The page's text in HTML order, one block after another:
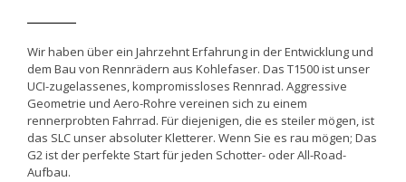
Wir haben über ein Jahrzehnt Erfahrung in der Entwicklung und
dem Bau von Rennrädern aus Kohlefaser. Das T1500 ist unser
UCI-zugelassenes, kompromissloses Rennrad. Aggressive
Geometrie und Aero-Rohre vereinen sich zu einem
rennerprobten Fahrrad. Für diejenigen, die es steiler mögen, ist
das SLC unser absoluter Kletterer. Wenn Sie es rau mögen; Das
G2 ist der perfekte Start für jeden Schotter- oder All-Road-
Aufbau.